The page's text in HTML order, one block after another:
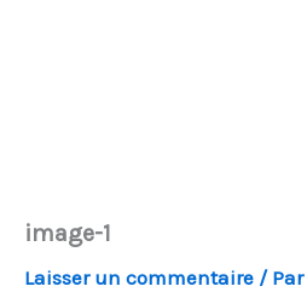
image-1
Laisser un commentaire / Par